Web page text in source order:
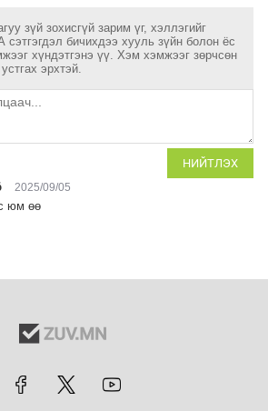
зүй зохисгүй зарим үг, хэллэгийг
сэтгэгдэл бичихдээ хууль зүйн болон ёс
хүндэтгэнэ үү. Хэм хэмжээг зөрчсөн
эрхтэй.
НИЙТЛЭХ
2025/09/05
юм өө